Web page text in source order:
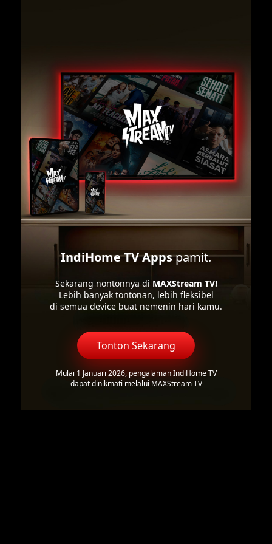
IndiHome TV Appspamit.
Sekarang nontonnya di MAXStream TV!
Lebih banyak tontonan, lebih fleksibel
di semua device buat nemenin hari kamu.
Tonton Sekarang
Mulai 1 Januari 2026, pengalaman IndiHome TV
dapat dinikmati melalui MAXStream TV